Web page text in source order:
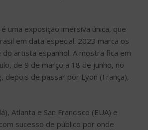
é uma exposição imersiva única, que
em data especial: 2023 marca os
artista espanhol. A mostra fica em
de 9 de março a 18 de junho, no
depois de passar por Lyon (França),
Atlanta e San Francisco (EUA) e
sucesso de público por onde